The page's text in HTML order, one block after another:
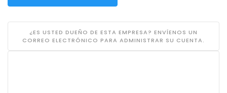
¿ES USTED DUEÑO DE ESTA EMPRESA? ENVÍENOS UN
CORREO ELECTRÓNICO PARA ADMINISTRAR SU CUENTA.